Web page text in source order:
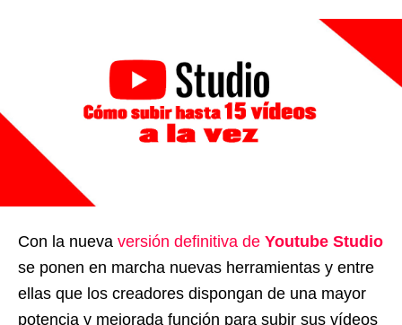
Con la nueva versión definitiva de Youtube Studio
se ponen en marcha nuevas herramientas y entre
ellas que los creadores dispongan de una mayor
potencia y mejorada función para subir sus vídeos